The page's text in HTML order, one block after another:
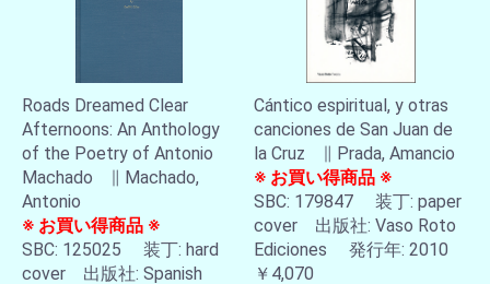
Roads Dreamed Clear
Afternoons: An Anthology
of the Poetry of Antonio
Machado ∥ Machado,
Antonio
※ お買い得商品 ※
SBC: 125025 装丁: hard
cover 出版社: Spanish
Cántico espiritual, y otras
canciones de San Juan de
la Cruz ∥ Prada, Amancio
※ お買い得商品 ※
SBC: 179847 装丁: paper
cover 出版社: Vaso Roto
Ediciones 発行年: 2010
￥4,070